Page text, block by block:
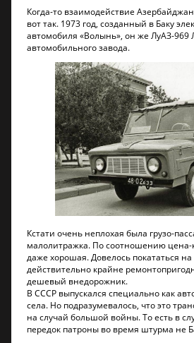
Когда-то взаимодействие
вот так. 1973 год, созданный в Баку
автомобиля «Волынь», он же ЛуАЗ-969
автомобильного завода.
Кстати очень неплохая была грузо-
малолитражка. По соотношению цена-
даже хорошая. Довелось покататься
действительно крайне
дешевый внедорожник.
В СССР выпускался специально как
села. Но подразумевалось, что это
на случай большой войны. То есть в
передок патроны во время штурма не